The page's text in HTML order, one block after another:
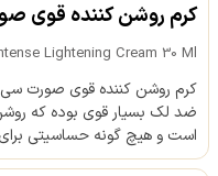
کرم روشن کننده قوی صورت سی
Lightening Cream 30 Ml
کرم روشن کننده قوی صورت
ضد لک بسیار قوی بوده که
است و هیچ گونه حساسیتی